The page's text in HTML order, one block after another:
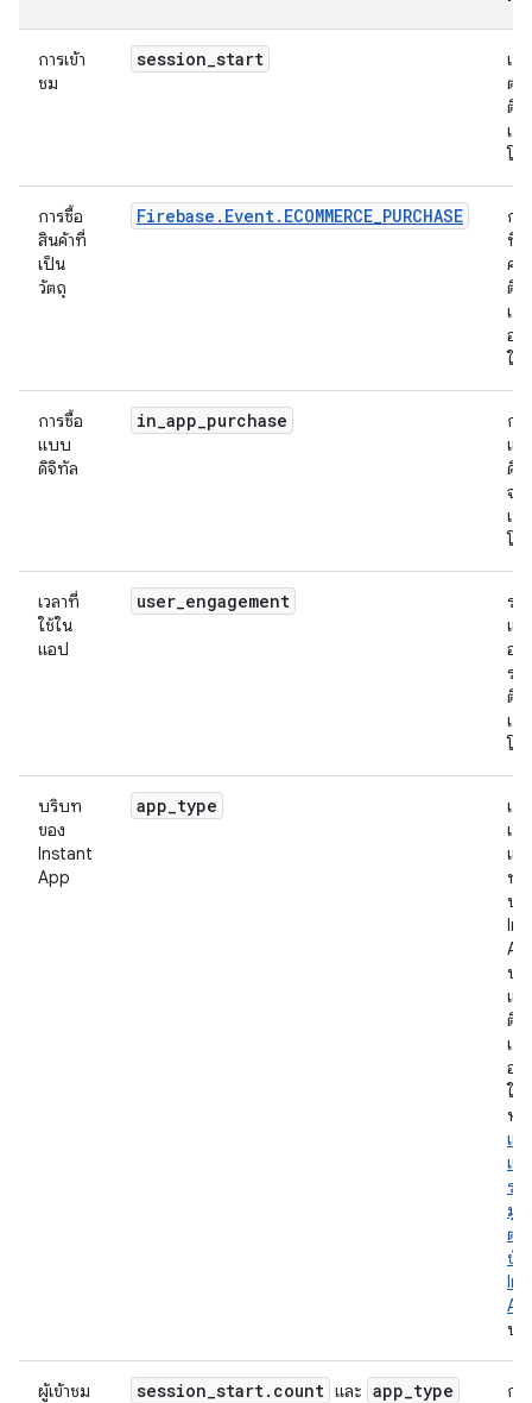
การเข้า
ชม
session_start
เซ
ต้น
ติด
เห
โด
การซื้อ
สินค้าที่
เป็น
วัตถุ
Firebase.Event.ECOMMERCE_PURCHASE
กา
ที่เ
คุณ
ติด
เห
อย่
ใน
การซื้อ
แบบ
ดิจิทัล
in_app_purchase
กา
แ
ดิจิ
จะ
เห
โด
เวลาที่
ใช้ใน
แอป
user_engagement
ระ
แอ
อยู่
ระ
ติด
เห
โด
บริบท
ของ
Instant
App
app_type
เห
เกิ
แ
ทำ
บริ
ปที่
แล้
ติด
เห
อย่
ใน
หั
แย
แต
ระ
มูล
ตั้ง
ข้อ
บน
ผู้เข้าชม
session_start. count และ app_type
กลุ่